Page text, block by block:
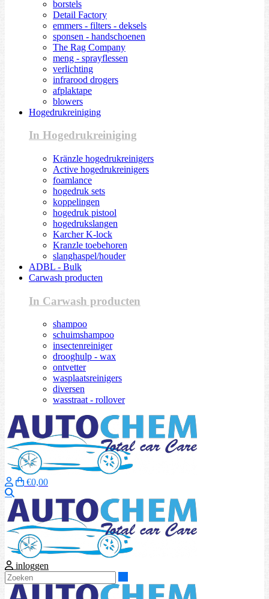
borstels
Detail Factory
emmers - filters - deksels
sponsen - handschoenen
The Rag Company
meng - sprayflessen
verlichting
infrarood drogers
afplaktape
blowers
Hogedrukreiniging
In Hogedrukreiniging
Kränzle hogedrukreinigers
Active hogedrukreinigers
foamlance
hogedruk sets
koppelingen
hogedruk pistool
hogedrukslangen
Karcher K-lock
Kranzle toebehoren
slanghaspel/houder
ADBL - Bulk
Carwash producten
In Carwash producten
shampoo
schuimshampoo
insectenreiniger
drooghulp - wax
ontvetter
wasplaatsreinigers
diversen
wasstraat - rollover
€0,00
inloggen